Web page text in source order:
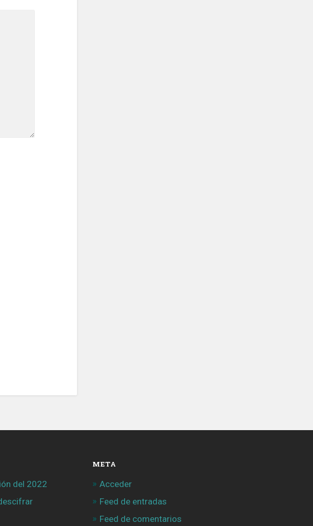
del 2022
META
Acceder
Feed de entradas
Feed de comentarios